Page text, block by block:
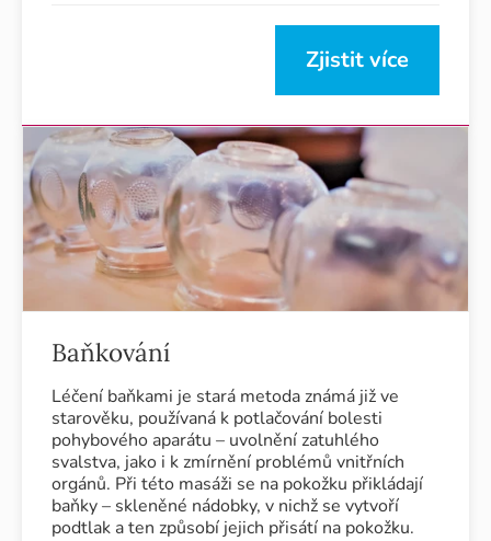
Zjistit více
Baňkování
Léčení baňkami je stará metoda známá již ve
starověku, používaná k potlačování bolesti
pohybového aparátu – uvolnění zatuhlého
svalstva, jako i k zmírnění problémů vnitřních
orgánů. Při této masáži se na pokožku přikládají
baňky – skleněné nádobky, v nichž se vytvoří
podtlak a ten způsobí jejich přisátí na pokožku.